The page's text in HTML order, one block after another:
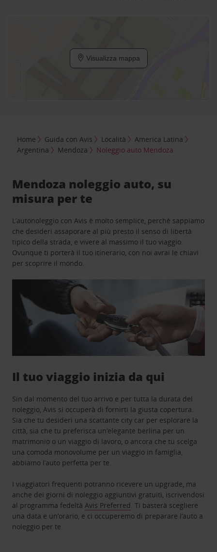
Visualizza mappa
Home Guida con Avis Località
America Latina
Argentina
Mendoza Noleggio auto Mendoza
Mendoza noleggio auto, su
misura per te
L’autonoleggio con Avis è molto semplice, perchè sappiamo
che desideri assaporare al più presto il senso di libertà
tipico della strada, e vivere al massimo il tuo viaggio.
Ovunque ti porterà il tuo itinerario, con noi avrai le chiavi
per scoprire il mondo.
Il tuo viaggio inizia da qui
Sin dal momento del tuo arrivo e per tutta la durata del
noleggio, Avis si occuperà di fornirti la giusta copertura.
Sia che tu desideri una scattante city car per esplorare la
città, sia che tu preferisca un’elegante berlina per un
matrimonio o un viaggio di lavoro, o ancora che tu scelga
una comoda monovolume per un viaggio in famiglia,
abbiamo l’auto perfetta per te.
I viaggiatori frequenti potranno ricevere un upgrade, ma
anche dei giorni di noleggio aggiuntivi gratuiti, iscrivendosi
al programma fedeltàAvis Preferred. Ti basterà scegliere
una data e un’orario, e ci occuperemo di preparare l’auto a
noleggio per te.